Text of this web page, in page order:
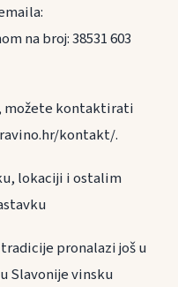
na broj: 38531 603
možete kontaktirati
kontakt/.
lokaciji i ostalim
pronalazi još u
Slavonije vinsku